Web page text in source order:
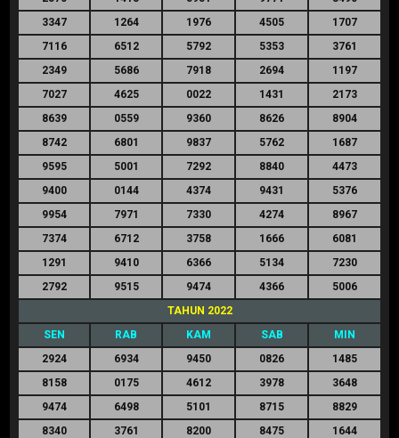
3347
1264 1976 4505
1707
7116
6512 5792 5353
3761
2349
5686 7918 2694
1197
7027
4625 0022 1431
2173
8639
0559 9360 8626
8904
8742
6801 9837 5762
1687
9595
5001 7292 8840
4473
9400
0144 4374 9431
5376
9954
7971 7330 4274
8967
7374
6712 3758 1666
6081
1291
9410 6366 5134
7230
2792
9515 9474 4366
5006
TAHUN 2022
SEN
RAB KAM SAB
MIN
2924
6934 9450 0826
1485
8158
0175 4612 3978
3648
9474
6498 5101 8715
8829
8340
3761 8200 8475
1644